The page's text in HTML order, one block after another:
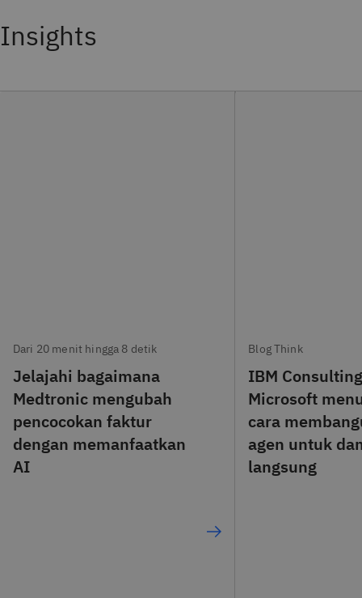
Insights
Dari 20 menit hingga 8 detik
Jelajahi bagaimana
Medtronic mengubah
pencocokan faktur
dengan memanfaatkan
AI
Blog Think
IBM
Microsoft
cara
agen untuk
langsung